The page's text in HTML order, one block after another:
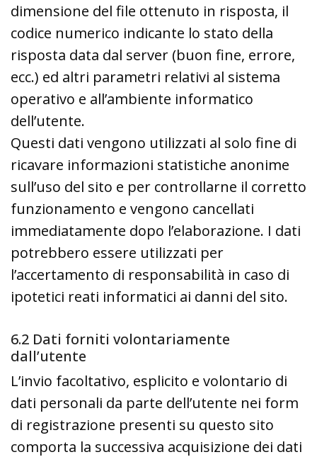
dimensione del file ottenuto in risposta, il
codice numerico indicante lo stato della
risposta data dal server (buon fine, errore,
ecc.) ed altri parametri relativi al sistema
operativo e all’ambiente informatico
dell’utente.
Questi dati vengono utilizzati al solo fine di
ricavare informazioni statistiche anonime
sull’uso del sito e per controllarne il corretto
funzionamento e vengono cancellati
immediatamente dopo l’elaborazione. I dati
potrebbero essere utilizzati per
l’accertamento di responsabilità in caso di
ipotetici reati informatici ai danni del sito.
6.2 Dati forniti volontariamente
dall’utente
L’invio facoltativo, esplicito e volontario di
dati personali da parte dell’utente nei form
di registrazione presenti su questo sito
comporta la successiva acquisizione dei dati